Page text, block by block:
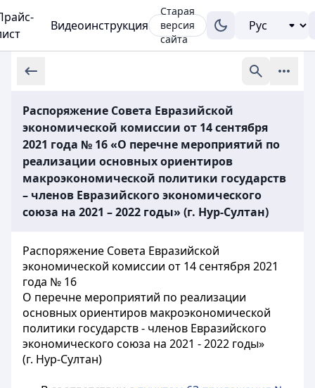
Видеоинструкция
Старая
версия
сайта
Распоряжение Совета Евразийской
экономической комиссии от 14 сентября
2021 года № 16 «О перечне мероприятий по
реализации основных ориентиров
макроэкономической политики государств
– членов Евразийского экономического
союза на 2021 – 2022 годы» (г. Нур-Султан)
Распоряжение Совета Евразийской
экономической комиссии от 14 сентября 2021
года № 16
О перечне мероприятий по реализации
основных ориентиров макроэкономической
политики государств - членов Евразийского
экономического союза на 2021 - 2022 годы»
(г. Нур-Султан)